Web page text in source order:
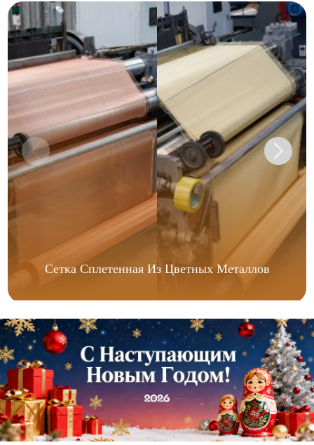
Сетка Сплетенная Из Цветных Металлов